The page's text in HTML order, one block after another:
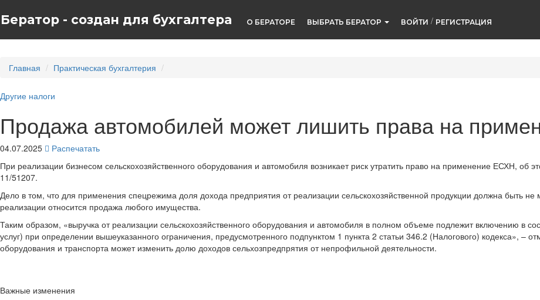
Бератор - создан для бухгалтера О БЕРАТОРЕ ВЫБРАТЬ БЕРАТОР ВОЙТИ / РЕГИСТРАЦИЯ
Главная Практическая бухгалтерия
Другие налоги
Продажа автомобилей может лишить права на
04.07.2025
Распечатать
При реализации бизнесом сельскохозяйственного оборудования и автомобиля возникает риск утратить право на применение ЕСХН,
11/51207.
Дело в том, что для применения спецрежима доля дохода предприятия от реализации сельскохозяйственной продукции должна быть
реализации относится продажа любого имущества.
Таким образом, «выручка от реализации сельскохозяйственного оборудования и автомобиля в полном объеме подлежит включению в
услуг) при определении вышеуказанного ограничения, предусмотренного подпунктом 1 пункта 2 статьи 346.2 (Налогового) кодекса», –
оборудования и транспорта может изменить долю доходов сельхозпредпрятия от непрофильной деятельности.
Важные изменения